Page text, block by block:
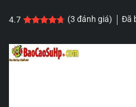
4.7 4.7 trên 5 dựa
3(3 đánh giá) Đã